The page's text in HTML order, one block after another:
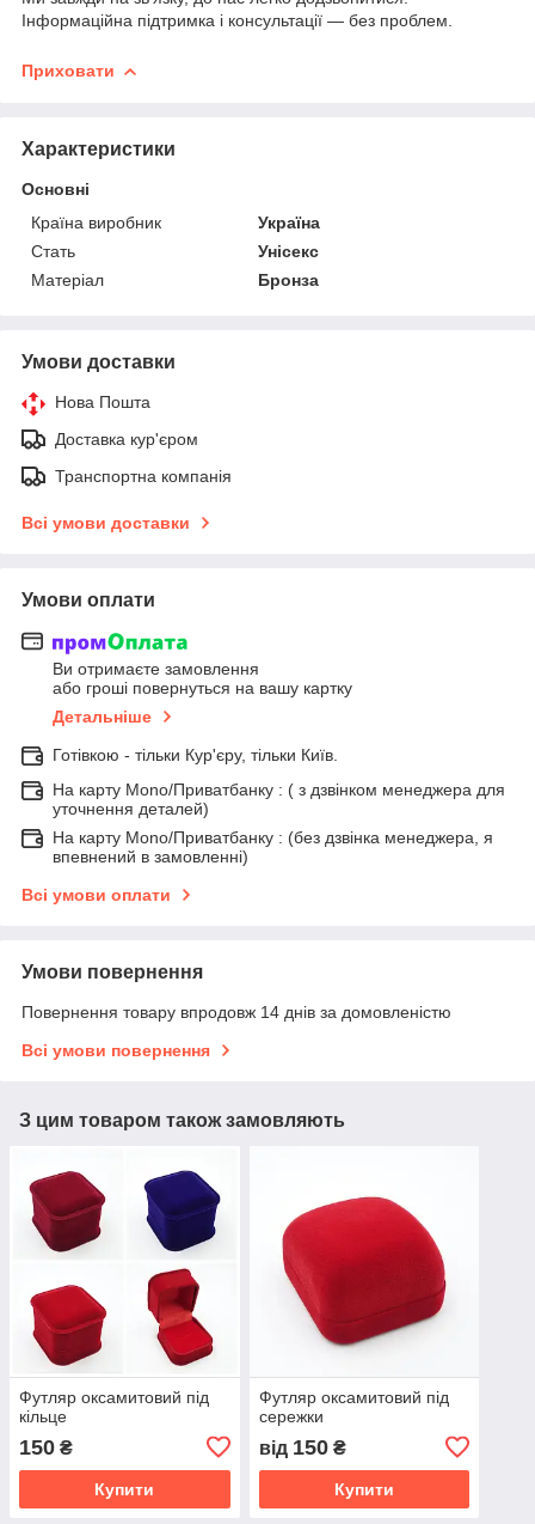
Інформаційна підтримка і консультації ― без проблем.
Приховати
Характеристики
Основні
Країна виробник
Україна
Стать
Унісекс
Матеріал
Бронза
Умови доставки
Нова Пошта
Доставка кур'єром
Транспортна компанія
Всі умови доставки
Умови оплати
Ви отримаєте замовлення
або гроші повернуться на вашу картку
Детальніше
Готівкою - тільки Кур'єру, тільки Київ.
На карту Mono/Приватбанку : ( з дзвінком менеджера для
уточнення деталей)
На карту Mono/Приватбанку : (без дзвінка менеджера, я
впевнений в замовленні)
Всі умови оплати
Умови повернення
Повернення товару впродовж 14 днів за домовленістю
Всі умови повернення
З цим товаром також замовляють
Футляр оксамитовий під
кільце
150 ₴
Купити
Футляр оксамитовий під
сережки
від 150₴
Купити